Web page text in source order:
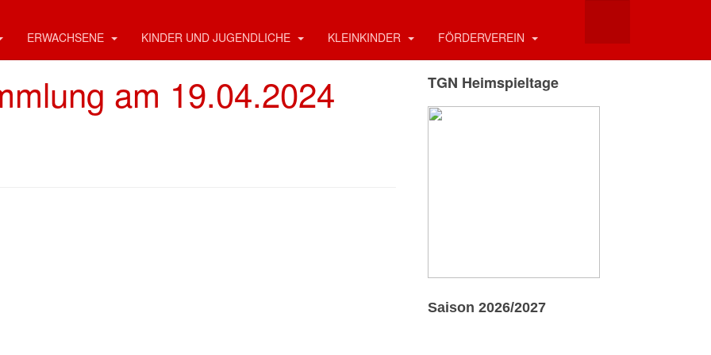
ERWACHSENE KINDER UND JUGENDLICHE KLEINKINDER FÖRDERVEREIN
am 19.04.2024
Neuenhasslau
der TG Neuenhaßlau e.V.
TGN Heimspieltage
Saison 2026/2027